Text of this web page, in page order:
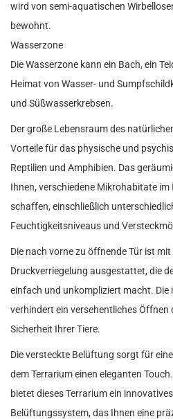
wird von semi-aquatischen
bewohnt.
Wasserzone
Die Wasserzone kann ein Bach, ein
Heimat von Wasser- und
und Süßwasserkrebsen.
Der große Lebensraum des
Vorteile für das physische und
Reptilien und Amphibien. Das
Ihnen, verschiedene Mikrohabitate im
schaffen, einschließlich
Feuchtigkeitsniveaus und
Die nach vorne zu öffnende Tür ist
Druckverriegelung ausgestattet, die
einfach und unkompliziert macht. Die
verhindert ein versehentliches Öffnen
Sicherheit Ihrer Tiere.
Die versteckte Belüftung sorgt für
dem Terrarium einen eleganten
bietet dieses Terrarium ein
Belüftungssystem, das Ihnen eine